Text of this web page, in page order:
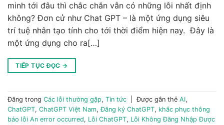
minh tới đâu thì chắc chắn vẫn có những lỗi nhất định
không? Đơn cử như Chat GPT – là một ứng dụng siêu
trí tuệ nhân tạo tính cho tới thời điểm hiện nay. Đây là
một ứng dụng cho ra[…]
TIẾP TỤC ĐỌC →
Đăng trong Các lỗi thường gặp, Tin tức Được gắn thẻ AI,
ChatGPT, ChatGPT Việt Nam,Đăng ký ChatGPT, khắc phục thông
báo lỗi An error occurred, Lỗi ChatGPT, Lỗi Không Đăng Nhập Được